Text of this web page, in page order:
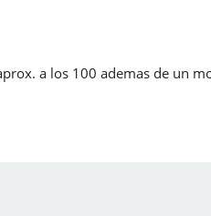
a los 100 ademas de un